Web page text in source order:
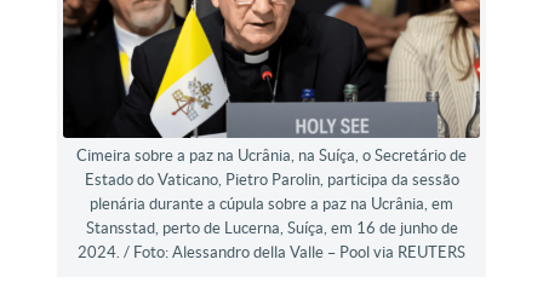
Cimeira sobre a paz na Ucrânia, na Suíça, o Secretário de
Estado do Vaticano, Pietro Parolin, participa da sessão
plenária durante a cúpula sobre a paz na Ucrânia, em
Stansstad, perto de Lucerna, Suíça, em 16 de junho de
2024. / Foto: Alessandro della Valle – Pool via REUTERS